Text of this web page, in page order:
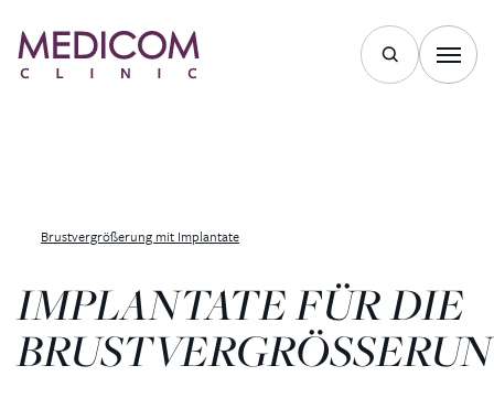
Brustvergrößerung mit Implantate
IMPLANTATE FÜR DIE